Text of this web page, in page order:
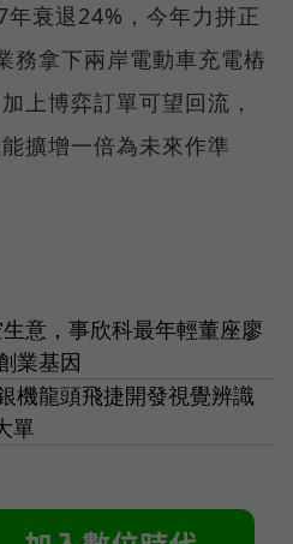
衰退24%，今年力拼正
務拿下兩岸電動車充電樁
上博弈訂單可望回流，
擴增一倍為未來作準
意，事欣科最年輕董座廖
業基因
機龍頭飛捷開發視覺辨識
單